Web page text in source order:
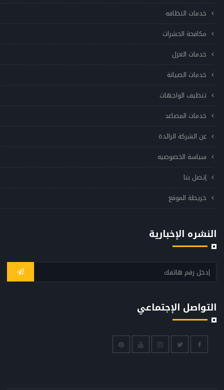
خدمات النظافه
مكافحة الحشرات
خدمات العزل
خدمات الصيانة
تنظيف الواجهات
خدمات المصاعد
عن الشركة الرائدة
سياسة الخصوصيه
إتصل بنا
خريطة الموقع
النشره الإخبارية
التواصل الإجتماعي